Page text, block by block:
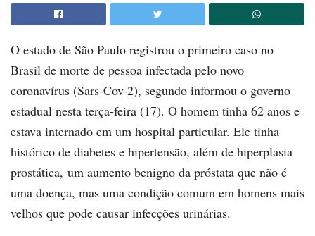
O estado de São Paulo registrou o primeiro caso no
Brasil de morte de pessoa infectada pelo novo
coronavírus (Sars-Cov-2), segundo informou o governo
estadual nesta terça-feira (17). O homem tinha 62 anos e
estava internado em um hospital particular. Ele tinha
histórico de diabetes e hipertensão, além de hiperplasia
prostática, um aumento benigno da próstata que não é
uma doença, mas uma condição comum em homens mais
velhos que pode causar infecções urinárias.